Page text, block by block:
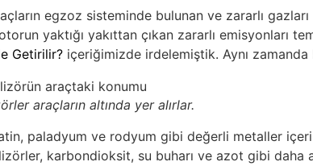
egzoz sisteminde bulunan ve zararlı
yaktığı yakıttan çıkan zararlı emisyonları
Getirilir? içeriğimizde irdelemiştik. Aynı
araçların altında yer alırlar.
paladyum ve rodyum gibi değerli metaller
karbondioksit, su buharı ve azot gibi